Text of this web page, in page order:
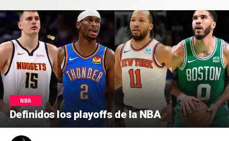
NBA
Definidos los playoffs de la NBA